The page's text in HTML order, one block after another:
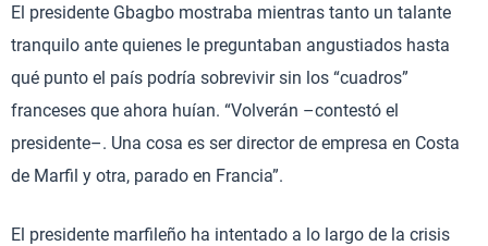
El presidente Gbagbo mostraba mientras tanto un talante
tranquilo ante quienes le preguntaban angustiados hasta
qué punto el país podría sobrevivir sin los “cuadros”
franceses que ahora huían. “Volverán –contestó el
presidente–. Una cosa es ser director de empresa en Costa
de Marfil y otra, parado en Francia”.
El presidente marfileño ha intentado a lo largo de la crisis